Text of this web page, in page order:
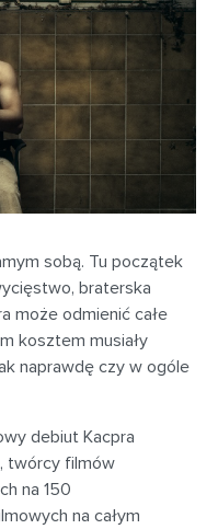
sobą. Tu początek
braterska
może odmienić całe
kosztem musiały
naprawdę czy w ogóle
debiut Kacpra
twórcy filmów
na 150
na całym